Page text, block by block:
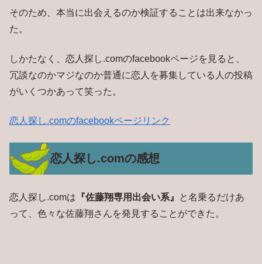
そのため、本当に出会えるのか検証することは出来なかっ
た。
しかたなく、恋人探し.comのfacebookページを見ると、
冗談なのかマジなのか普通に恋人を募集している人の投稿
がいくつかあって笑った。
恋人探し.comのfacebookページリンク
恋人探し.comの感想
恋人探し.comは 『佐藤翔専用出会い系』
と名乗るだけあ
って、色々な佐藤翔さんを発見することができた。